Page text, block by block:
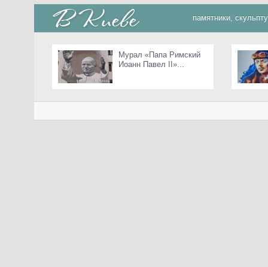
памятники,
Мурал «Папа Римский
Иоанн Павел II»...